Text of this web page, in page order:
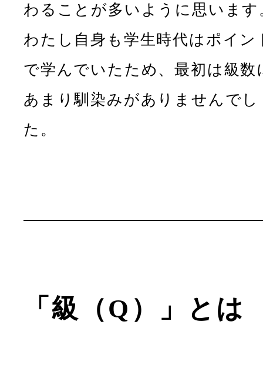
わることが多いように思います
わたし自身も学生時代はポイン
で学んでいたため、最初は級数
あまり馴染みがありませんでし
た。
「級（Q）」とは